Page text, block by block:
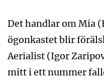
Det handlar om Mia
ögonkastet blir
Aerialist (Igor
mitt i ett nummer